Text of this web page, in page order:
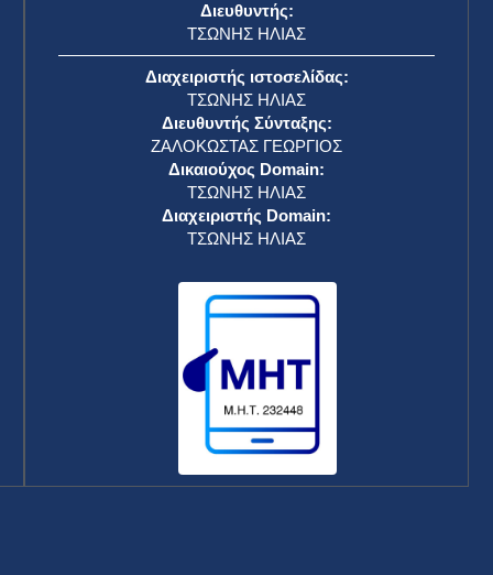
Διευθυντής:
ΤΣΩΝΗΣ ΗΛΙΑΣ
Διαχειριστής ιστοσελίδας:
ΤΣΩΝΗΣ ΗΛΙΑΣ
Διευθυντής Σύνταξης:
ΖΑΛΟΚΩΣΤΑΣ ΓΕΩΡΓΙΟΣ
Δικαιούχος Domain:
ΤΣΩΝΗΣ ΗΛΙΑΣ
Διαχειριστής Domain:
ΤΣΩΝΗΣ ΗΛΙΑΣ